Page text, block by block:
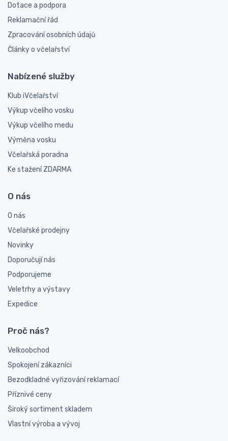
Dotace a podpora
Reklamační řád
Zpracování osobních údajů
Články o včelařství
Nabízené služby
Klub iVčelařství
Výkup včelího vosku
Výkup včelího medu
Výměna vosku
Včelařská poradna
Ke stažení ZDARMA
O nás
O nás
Včelařské prodejny
Novinky
Doporučují nás
Podporujeme
Veletrhy a výstavy
Expedice
Proč nás?
Velkoobchod
Spokojení zákazníci
Bezodkladné vyřizování reklamací
Příznivé ceny
Široký sortiment skladem
Vlastní výroba a vývoj